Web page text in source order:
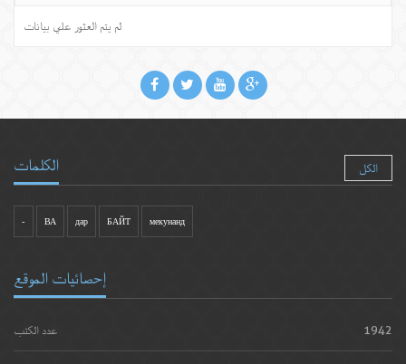
لم يتم العثور علي بيانات
الكلمات الكل
- ВА дар БАЙТ мекунанд
إحصائيات الموقع
عدد الكتب 1942